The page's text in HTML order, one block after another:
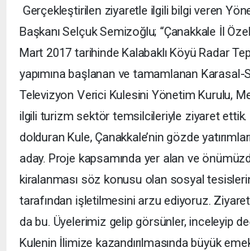
Gerçekleştirilen ziyaretle ilgili bilgi veren
Başkanı Selçuk Semizoğlu; “Çanakkale İl
Mart 2017 tarihinde Kalabaklı Köyü Radar
yapımına başlanan ve tamamlanan Karasal-
Televizyon Verici Kulesini Yönetim Kurulu,
ilgili turizm sektör temsilcileriyle ziyaret ettik.
dolduran Kule, Çanakkale’nin gözde
aday. Proje kapsamında yer alan ve
kiralanması söz konusu olan sosyal
tarafından işletilmesini arzu ediyoruz.
da bu. Üyelerimiz gelip görsünler, inceleyip
Kulenin İlimize kazandırılmasında büyük